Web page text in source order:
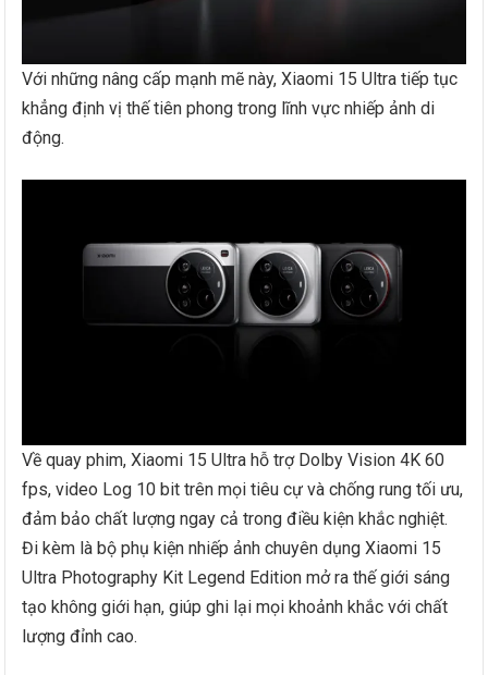
Với những nâng cấp mạnh mẽ này, Xiaomi 15 Ultra tiếp tục
khẳng định vị thế tiên phong trong lĩnh vực nhiếp ảnh di
động.
Về quay phim, Xiaomi 15 Ultra hỗ trợ Dolby Vision 4K 60
fps, video Log 10 bit trên mọi tiêu cự và chống rung tối ưu,
đảm bảo chất lượng ngay cả trong điều kiện khắc nghiệt.
Đi kèm là bộ phụ kiện nhiếp ảnh chuyên dụng Xiaomi 15
Ultra Photography Kit Legend Edition mở ra thế giới sáng
tạo không giới hạn, giúp ghi lại mọi khoảnh khắc với chất
lượng đỉnh cao.